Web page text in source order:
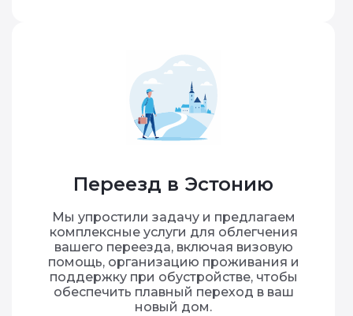
Переезд в Эстонию
Мы упростили задачу и предлагаем
комплексные услуги для облегчения
вашего переезда, включая визовую
помощь, организацию проживания и
поддержку при обустройстве, чтобы
обеспечить плавный переход в ваш
новый дом.